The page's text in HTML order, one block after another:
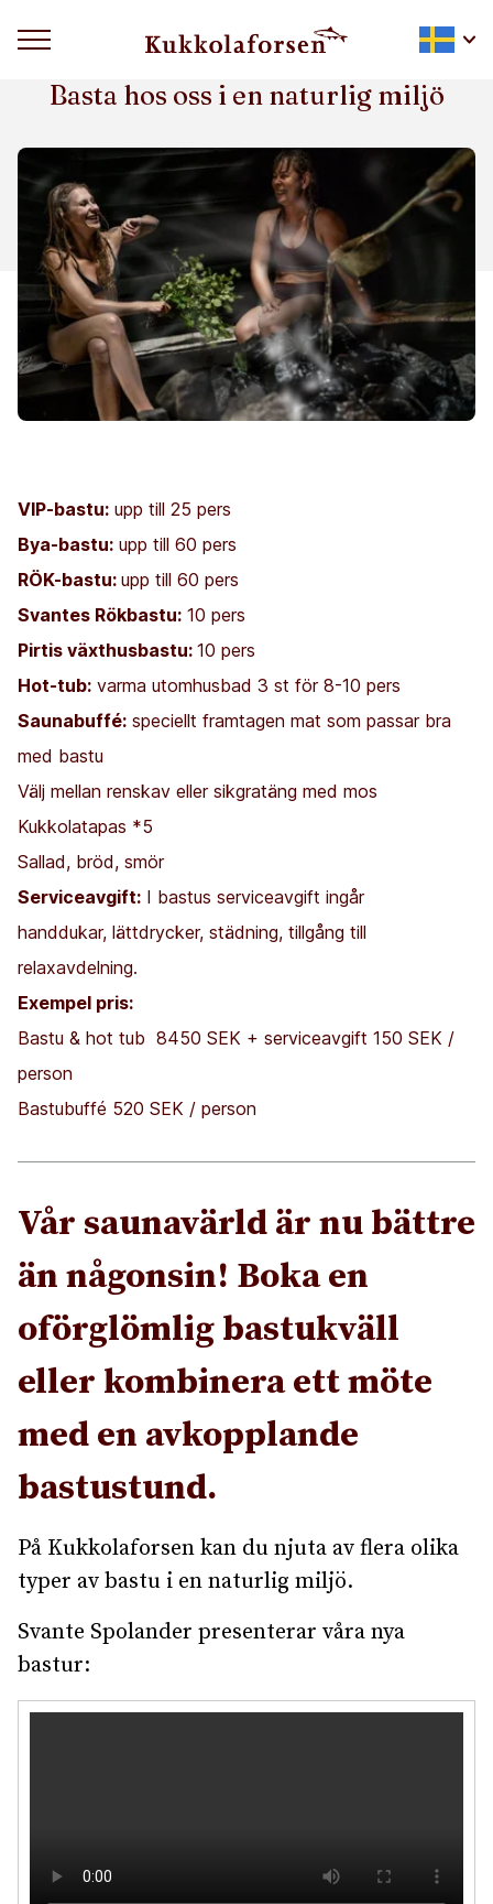
FÖR KROPP OCH KNOPP
Basta hos oss i en naturlig miljö
VIP-bastu: upp till 25 pers
Bya-bastu: upp till 60 pers
RÖK-bastu: upp till 60 pers
Svantes Rökbastu: 10 pers
Pirtis växthusbastu: 10 pers
Hot-tub: varma utomhusbad 3 st för 8-10 pers
Saunabuffé: speciellt framtagen mat som passar bra
med bastu
Välj mellan renskav eller sikgratäng med mos
Kukkolatapas *5
Sallad, bröd, smör
Serviceavgift: I bastus serviceavgift ingår
handdukar, lättdrycker, städning, tillgång till
relaxavdelning.
Exempel pris:
Bastu & hot tub 8450 SEK + serviceavgift 150 SEK /
person
Bastubuffé 520 SEK / person
Vår saunavärld är nu bättre
än någonsin! Boka en
oförglömlig bastukväll
eller kombinera ett möte
med en avkopplande
bastustund.
På Kukkolaforsen kan du njuta av flera olika
typer av bastu i en naturlig miljö.
Svante Spolander presenterar våra nya
bastur: